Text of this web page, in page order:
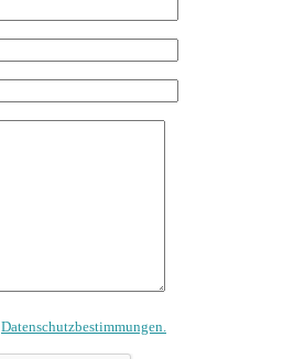
Datenschutzbestimmungen.